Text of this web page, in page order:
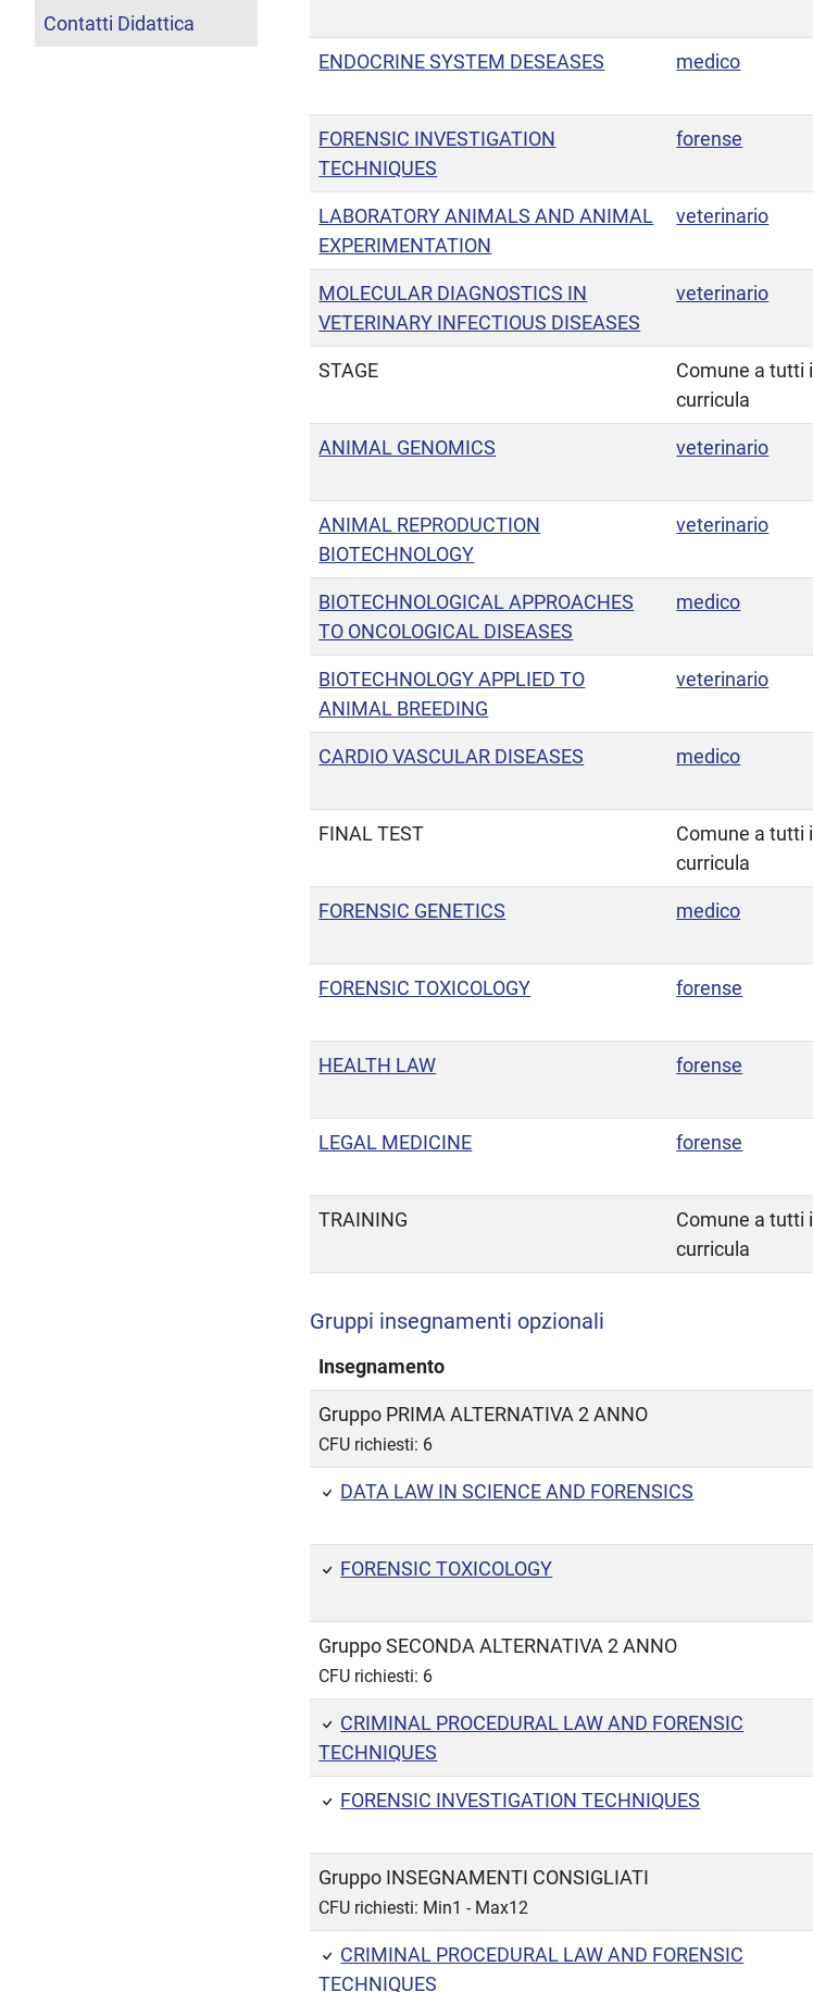
ENDOCRINE SYSTEM DESEASES medico
FORENSIC INVESTIGATION
TECHNIQUES
forense
LABORATORY ANIMALS AND ANIMAL
EXPERIMENTATION
veterinario
MOLECULAR DIAGNOSTICS IN
VETERINARY INFECTIOUS DISEASES
veterinario
STAGE
Comune a tutti i
curricula
ANIMAL GENOMICS veterinario
ANIMAL REPRODUCTION
BIOTECHNOLOGY
veterinario
BIOTECHNOLOGICAL APPROACHES
TO ONCOLOGICAL DISEASES
medico
BIOTECHNOLOGY APPLIED TO
ANIMAL BREEDING
veterinario
CARDIO VASCULAR DISEASES medico
FINAL TEST
Comune a tutti i
curricula
FORENSIC GENETICS medico
FORENSIC TOXICOLOGY forense
HEALTH LAW forense
LEGAL MEDICINE forense
TRAINING
Comune a tutti i
curricula
Gruppi insegnamenti opzionali
Insegnamento
Gruppo PRIMA ALTERNATIVA 2 ANNO
CFU richiesti: 6
DATA LAW IN SCIENCE AND FORENSICS
FORENSIC TOXICOLOGY
Gruppo SECONDA ALTERNATIVA 2 ANNO
CFU richiesti: 6
CRIMINAL PROCEDURAL LAW AND FORENSIC
TECHNIQUES
FORENSIC INVESTIGATION TECHNIQUES
Gruppo INSEGNAMENTI CONSIGLIATI
CFU richiesti: Min1 - Max12
CRIMINAL PROCEDURAL LAW AND FORENSIC
TECHNIQUES
Contatti Didattica